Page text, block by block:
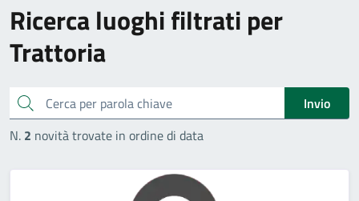
Ricerca luoghi filtrati per
Trattoria
cerca
Invio
N. 2 novità trovate in ordine di data